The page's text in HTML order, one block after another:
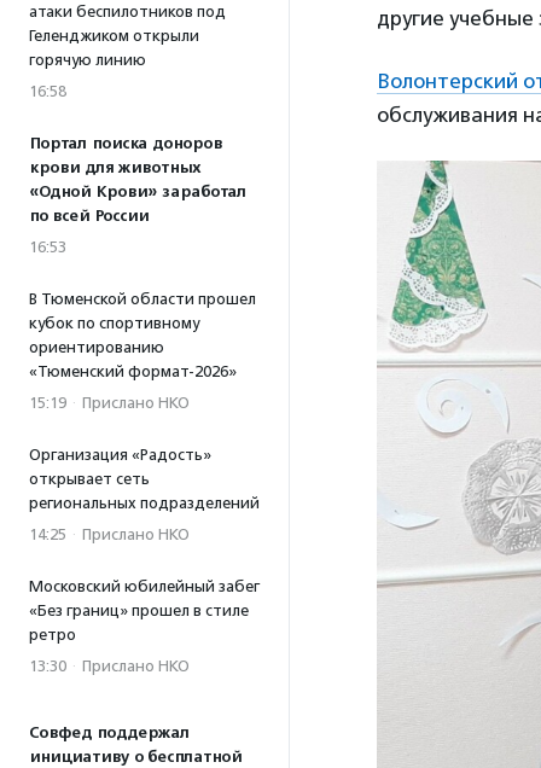
атаки беспилотников под
Геленджиком открыли
горячую линию
16:58
Портал поиска доноров
крови для животных
«Одной Крови» заработал
по всей России
16:53
В Тюменской области прошел
кубок по спортивному
ориентированию
«Тюменский формат-2026»
15:19 · Прислано НКО
Организация «Радость»
открывает сеть
региональных подразделений
14:25 · Прислано НКО
Московский юбилейный забег
«Без границ» прошел в стиле
ретро
13:30 · Прислано НКО
Совфед поддержал
инициативу о бесплатной
другие
Волонтерский
обслуживания